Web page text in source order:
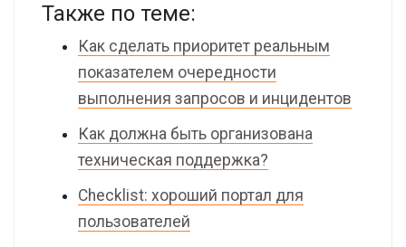
Также по теме:
Как сделать приоритет реальным
показателем очередности
выполнения запросов и инцидентов
Как должна быть организована
техническая поддержка?
Checklist: хороший портал для
пользователей